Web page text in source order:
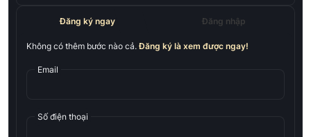
Đăng ký ngay Đăng nhập
Không có thêm bước nào cả. Đăng ký là xem được ngay!
Email
Số điện thoại